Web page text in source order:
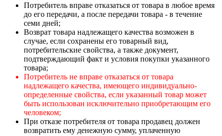
Потребитель вправе отказаться от товара в любое время
до его передачи, а после передачи товара - в течение
семи дней;
Возврат товара надлежащего качества возможен в
случае, если сохранены его товарный вид,
потребительские свойства, а также документ,
подтверждающий факт и условия покупки указанного
товара;
Потребитель не вправе отказаться от товара
надлежащего качества, имеющего индивидуально-
определенные свойства, если указанный товар может
быть использован исключительно приобретающим его
человеком;
При отказе потребителя от товара продавец должен
возвратить ему денежную сумму, уплаченную